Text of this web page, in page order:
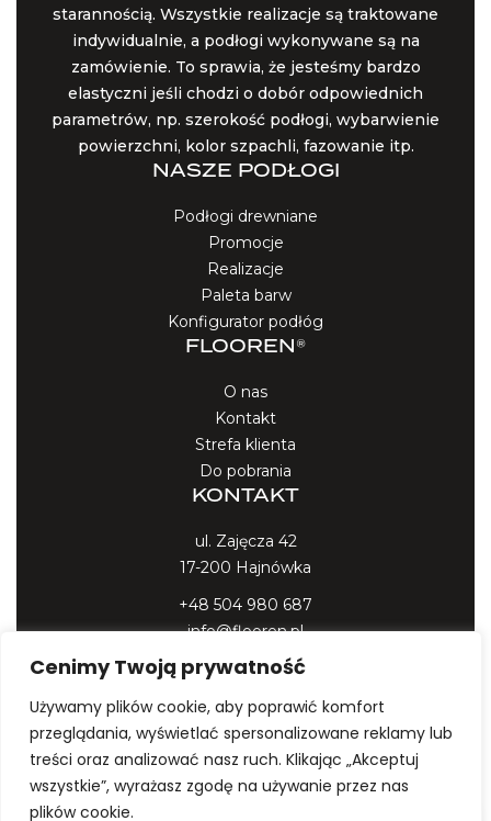
Cenimy Twoją prywatność
Używamy plików cookie, aby poprawić komfort
przeglądania, wyświetlać spersonalizowane reklamy lub
treści oraz analizować nasz ruch. Klikając „Akceptuj
wszystkie”, wyrażasz zgodę na używanie przez nas
plików cookie.
starannością. Wszystkie realizacje są traktowane
indywidualnie, a podłogi wykonywane są na
zamówienie. To sprawia, że jesteśmy bardzo
elastyczni jeśli chodzi o dobór odpowiednich
parametrów, np. szerokość podłogi, wybarwienie
powierzchni, kolor szpachli, fazowanie itp.
NASZE PODŁOGI
Podłogi drewniane
Promocje
Realizacje
Paleta barw
Konfigurator podłóg
FLOOREN®
O nas
Kontakt
Strefa klienta
Do pobrania
KONTAKT
ul. Zajęcza 42
17-200 Hajnówka
+48 504 980 687
info@flooren.pl
Wszystkie prawa zastrzeżone ⓒ Flooren 2025